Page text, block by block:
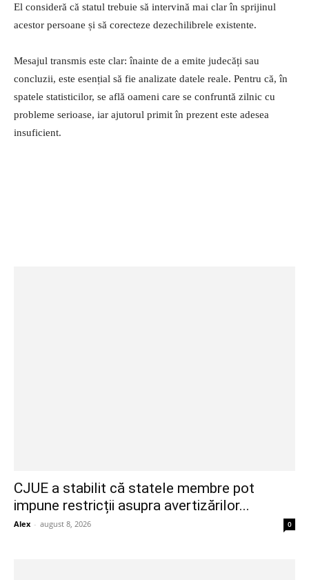
El consideră că statul trebuie să intervină mai clar în sprijinul
acestor persoane și să corecteze dezechilibrele existente.
Mesajul transmis este clar: înainte de a emite judecăți sau
concluzii, este esențial să fie analizate datele reale. Pentru că, în
spatele statisticilor, se află oameni care se confruntă zilnic cu
probleme serioase, iar ajutorul primit în prezent este adesea
insuficient.
CJUE a stabilit că statele membre pot
impune restricții asupra avertizărilor...
Alex - august 8, 2026 0